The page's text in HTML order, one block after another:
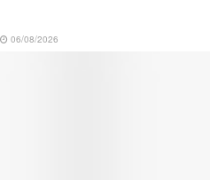
06/08/2026